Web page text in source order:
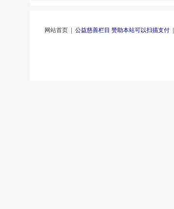
网站首页| 公益慈善栏目 赞助本站可以扫描支付|